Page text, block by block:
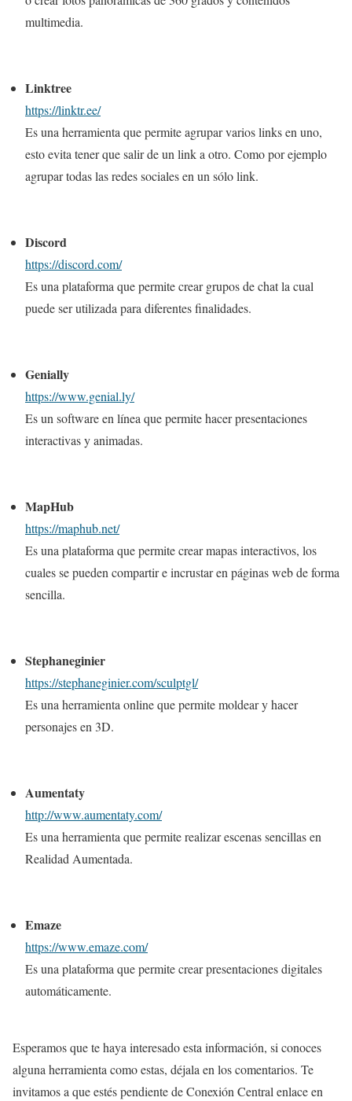
multimedia.
Linktree
https://linktr.ee/
Es una herramienta que permite agrupar varios links en uno,
esto evita tener que salir de un link a otro. Como por ejemplo
agrupar todas las redes sociales en un sólo link.
Discord
https://discord.com/
Es una plataforma que permite crear grupos de chat la cual
puede ser utilizada para diferentes finalidades.
Genially
https://www.genial.ly/
Es un software en línea que permite hacer presentaciones
interactivas y animadas.
MapHub
https://maphub.net/
Es una plataforma que permite crear mapas interactivos, los
cuales se pueden compartir e incrustar en páginas web de forma
sencilla.
Stephaneginier
https://stephaneginier.com/sculptgl/
Es una herramienta online que permite moldear y hacer
personajes en 3D.
Aumentaty
http://www.aumentaty.com/
Es una herramienta que permite realizar escenas sencillas en
Realidad Aumentada.
Emaze
https://www.emaze.com/
Es una plataforma que permite crear presentaciones digitales
automáticamente.
Esperamos que te haya interesado esta información, si conoces
alguna herramienta como estas, déjala en los comentarios. Te
invitamos a que estés pendiente de Conexión Central enlace en